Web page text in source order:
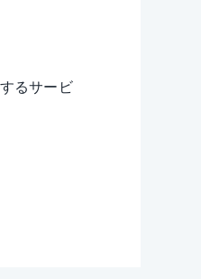
るサービ